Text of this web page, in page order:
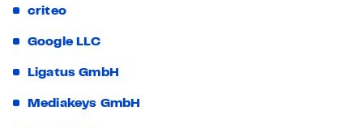
criteo
Google LLC
Ligatus GmbH
Mediakeys GmbH